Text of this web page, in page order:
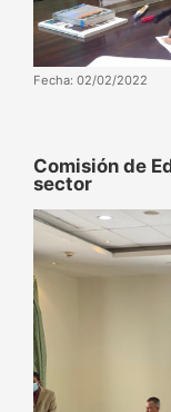
Fecha: 02/02/2022
Comisión de
sector